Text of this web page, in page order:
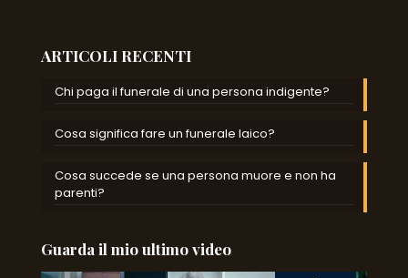
ARTICOLI RECENTI
Chi paga il funerale di una persona indigente?
Cosa significa fare un funerale laico?
Cosa succede se una persona muore e non ha
parenti?
Guarda il mio ultimo video